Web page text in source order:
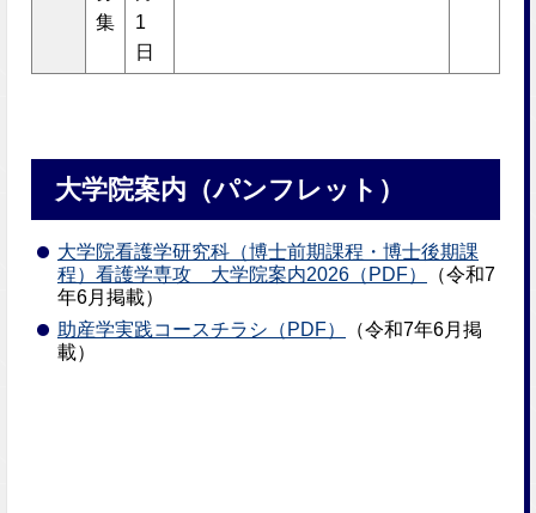
集
1
日
大学院案内（パンフレット）
大学院看護学研究科（博士前期課程・博士後期課
程）看護学専攻 大学院案内2026（PDF）
（令和7
年6月掲載）
助産学実践コースチラシ（PDF）
（令和7年6月掲
載）